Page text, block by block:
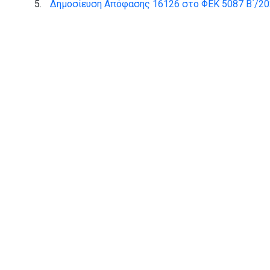
Δημοσίευση Απόφασης 16126 στο ΦΕΚ 5087 Β΄/